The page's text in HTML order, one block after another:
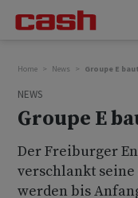
Home News Groupe E
NEWS
Groupe E
Der Freiburger
verschlankt
werden bis